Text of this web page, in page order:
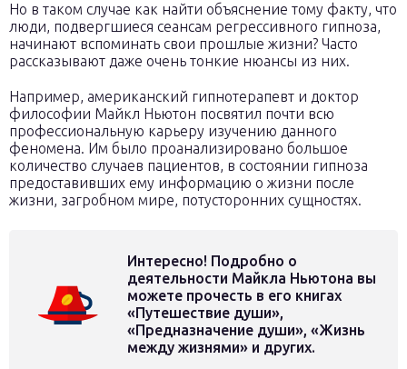
Но в таком случае как найти объяснение тому факту, что
люди, подвергшиеся сеансам регрессивного гипноза,
начинают вспоминать свои прошлые жизни? Часто
рассказывают даже очень тонкие нюансы из них.
Например, американский гипнотерапевт и доктор
философии Майкл Ньютон посвятил почти всю
профессиональную карьеру изучению данного
феномена. Им было проанализировано большое
количество случаев пациентов, в состоянии гипноза
предоставивших ему информацию о жизни после
жизни, загробном мире, потусторонних сущностях.
Интересно! Подробно о
деятельности Майкла Ньютона вы
можете прочесть в его книгах
«Путешествие души»,
«Предназначение души», «Жизнь
между жизнями» и других.